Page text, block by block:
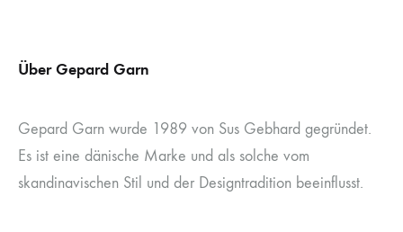
Über Gepard Garn
Gepard Garn wurde 1989 von Sus Gebhard gegründet.
Es ist eine dänische Marke und als solche vom
skandinavischen Stil und der Designtradition beeinflusst.